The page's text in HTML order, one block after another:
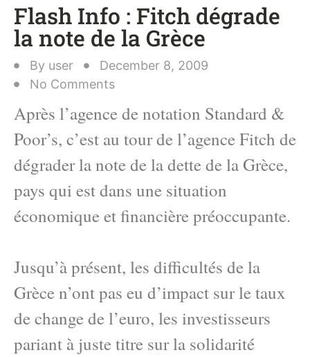
Flash Info : Fitch dégrade
la note de la Grèce
By user
December 8, 2009
No Comments
Après l’agence de notation Standard &
Poor’s, c’est au tour de l’agence Fitch de
dégrader la note de la dette de la Grèce,
pays qui est dans une situation
économique et financière préoccupante.
Jusqu’à présent, les difficultés de la
Grèce n’ont pas eu d’impact sur le taux
de change de l’euro, les investisseurs
pariant à juste titre sur la solidarité